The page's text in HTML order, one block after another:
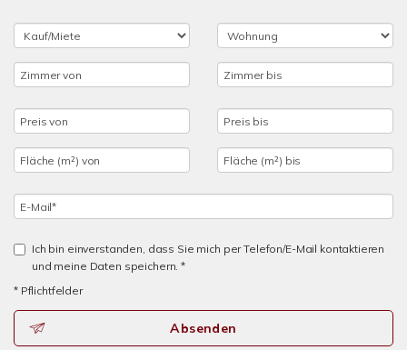
Ich bin einverstanden, dass Sie mich per Telefon/E-Mail kontaktieren
und meine Daten speichern. *
* Pflichtfelder
Absenden